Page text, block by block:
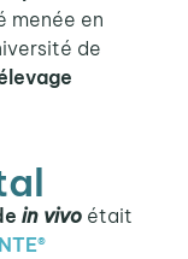
menée en
de
in vivoétait